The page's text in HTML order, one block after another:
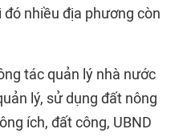
nhiều địa phương còn
tác quản lý nhà nước
lý, sử dụng đất nông
ích, đất công, UBND